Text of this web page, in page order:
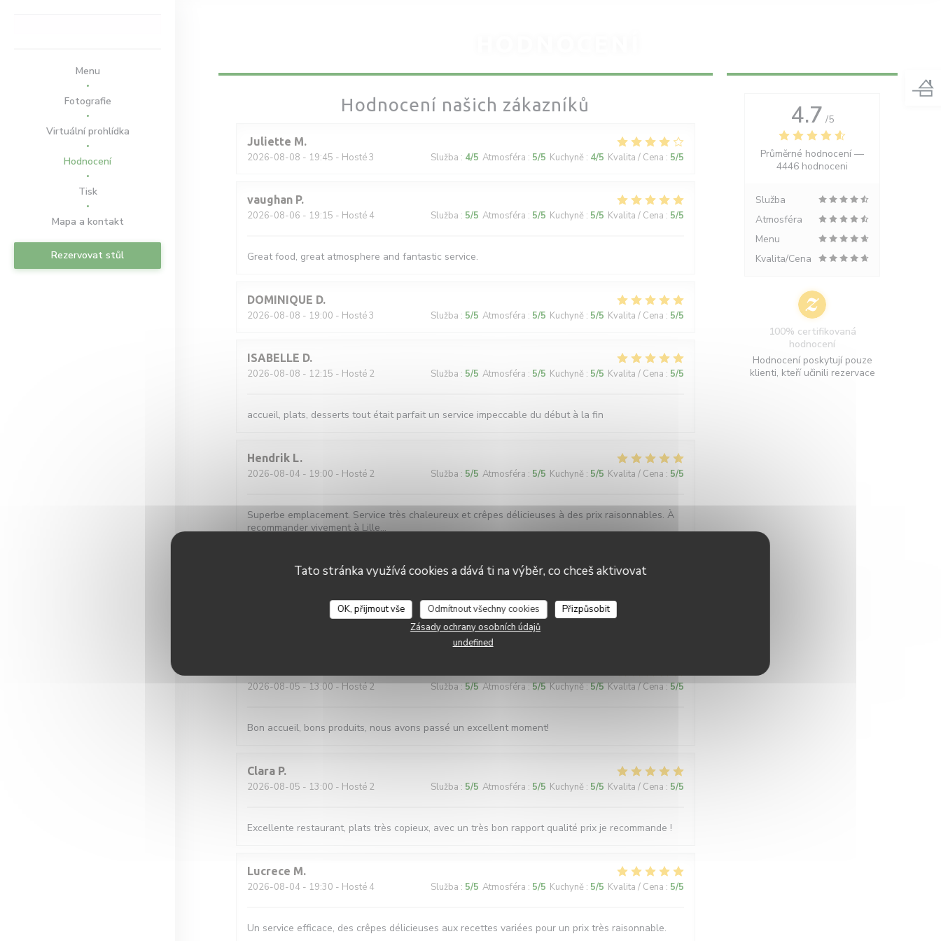
Tato stránka využívá cookies a dává ti na výběr, co chceš aktivovat
OK, přijmout vše Odmítnout všechny cookies
Přizpůsobit
Zásady ochrany osobních údajů
undefined
Menu
Fotografie
Virtuální prohlídka
Hodnocení
Tisk
Mapa a kontakt
Rezervovat stůl
Hodnocení našich zákazníků
Juliette M
2026-08-08 - 19:45 - Hosté 3 Služba : 4/5 Atmosféra : 5/5 Kuchyně : 4/5 Kvalita / Cena : 5/5
vaughan P
2026-08-06 - 19:15 - Hosté 4 Služba : 5/5 Atmosféra : 5/5 Kuchyně : 5/5 Kvalita / Cena : 5/5
Great food, great atmosphere and fantastic service.
DOMINIQUE D
2026-08-08 - 19:00 - Hosté 3 Služba : 5/5 Atmosféra : 5/5 Kuchyně : 5/5 Kvalita / Cena : 5/5
ISABELLE D
2026-08-08 - 12:15 - Hosté 2 Služba : 5/5 Atmosféra : 5/5 Kuchyně : 5/5 Kvalita / Cena : 5/5
accueil, plats, desserts tout était parfait un service impeccable du début à la fin
Hendrik L
2026-08-04 - 19:00 - Hosté 2 Služba : 5/5 Atmosféra : 5/5 Kuchyně : 5/5 Kvalita / Cena : 5/5
Superbe emplacement. Service très chaleureux et crêpes délicieuses à des prix raisonnables. À
recommander vivement à Lille...
Très bon accueil, grand choix de galettes. Quelques galettes un peu dures à couper.
2026-08-05- 13:00 - Hosté 2 Služba:5/5 Atmosféra:5/5 Kuchyně:5/5 Kvalita / Cena:5/5
Bon accueil, bons produits, nous avons passé un excellent moment!
Clara P
2026-08-05 - 13:00 - Hosté 2 Služba : 5/5 Atmosféra : 5/5 Kuchyně : 5/5 Kvalita / Cena : 5/5
Excellente restaurant, plats très copieux, avec un très bon rapport qualité prix je recommande !
Lucrece M
2026-08-04 - 19:30 - Hosté 4 Služba : 5/5 Atmosféra : 5/5 Kuchyně : 5/5 Kvalita / Cena : 5/5
Un service efficace, des crêpes délicieuses aux recettes variées pour un prix très raisonnable.
4.7 /5
Průměrné hodnocení —
4446 hodnoceni
Služba
Atmosféra
Menu
Kvalita/Cena
100% certifikovaná
hodnocení
Hodnocení poskytují pouze
klienti, kteří učinili rezervace